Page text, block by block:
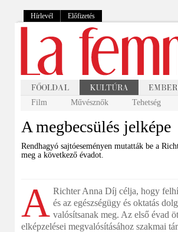
Hírlevél Előfizetés
Film Művésznők Tehetség
A megbecsülés jelképe
Rendhagyó sajtóeseményen mutatták be a
meg a következő évadot.
A Richter Anna Díj célja, hogy
és az egészségügy és oktatás
valósítsanak meg. Az első évad
elképzelései megvalósításához szakmai